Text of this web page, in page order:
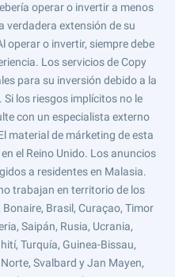
operar o invertir a menos
verdadera extensión de su
operar o invertir, siempre debe
Los servicios de Copy
para su inversión debido a la
los riesgos implícitos no le
con un especialista externo
material de márketing de esta
el Reino Unido. Los anuncios
a residentes en Malasia.
trabajan en territorio de los
Brasil, Curaçao, Timor
Saipán, Rusia, Ucrania,
Turquía, Guinea-Bissau,
Svalbard y Jan Mayen,